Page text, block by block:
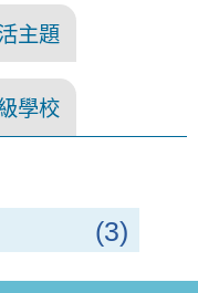
主題
學校
(3)